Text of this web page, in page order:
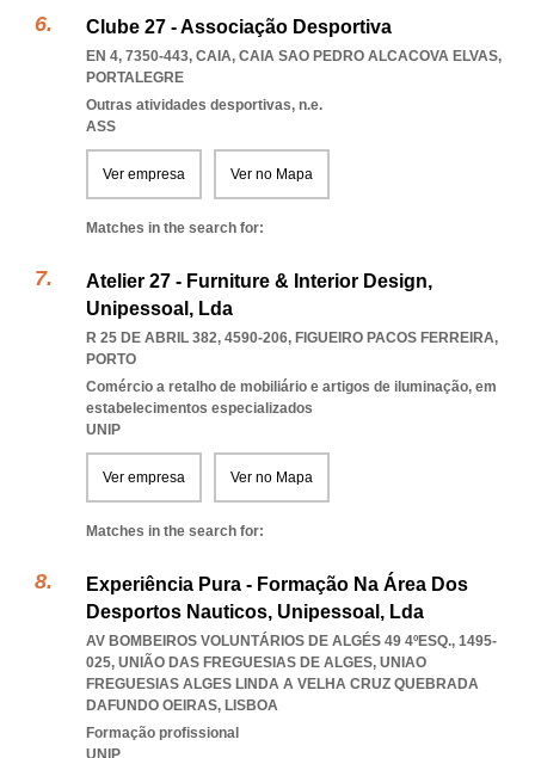
Clube 27 - Associação Desportiva
EN 4, 7350-443, CAIA, CAIA SAO PEDRO ALCACOVA ELVAS,
PORTALEGRE
Outras atividades desportivas, n.e.
ASS
Ver empresa Ver no Mapa
Matches in the search for:
Atelier 27 - Furniture & Interior Design,
Unipessoal, Lda
R 25 DE ABRIL 382, 4590-206, FIGUEIRO PACOS FERREIRA,
PORTO
Comércio a retalho de mobiliário e artigos de iluminação, em
estabelecimentos especializados
UNIP
Ver empresa Ver no Mapa
Matches in the search for:
Experiência Pura - Formação Na Área Dos
Desportos Nauticos, Unipessoal, Lda
AV BOMBEIROS VOLUNTÁRIOS DE ALGÉS 49 4ºESQ., 1495-
025, UNIÃO DAS FREGUESIAS DE ALGES, UNIAO
FREGUESIAS ALGES LINDA A VELHA CRUZ QUEBRADA
DAFUNDO OEIRAS, LISBOA
Formação profissional
UNIP